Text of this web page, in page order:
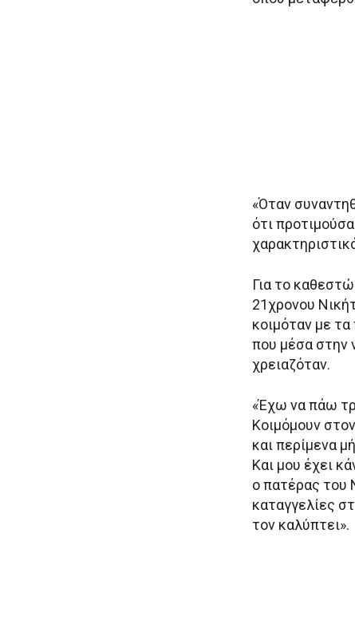
«Όταν
ότι
Για το
21χρονου
κοιμόταν με
που μέσα στην
χρειαζόταν.
«Έχω να πάω
Κοιμόμουν
και περίμενα
Και μου έχει
ο πατέρας του
καταγγελίες
τον καλύπτει».